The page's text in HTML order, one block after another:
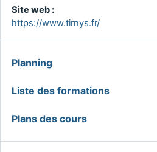
Site web :
https://www.tirnys.fr/
GLOBAL
Planning
Liste des formations
Plans des cours